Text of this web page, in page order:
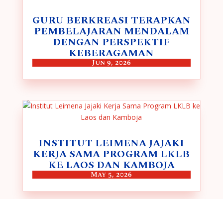
GURU BERKREASI TERAPKAN
PEMBELAJARAN MENDALAM
DENGAN PERSPEKTIF
KEBERAGAMAN
Jun 9, 2026
INSTITUT LEIMENA JAJAKI
KERJA SAMA PROGRAM LKLB
KE LAOS DAN KAMBOJA
May 5, 2026